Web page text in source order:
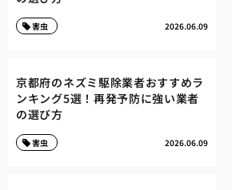
2026.06.09
害虫
京都府のネズミ駆除業者おすすめラ
ンキング5選！再発予防に強い業者
の選び方
2026.06.09
害虫